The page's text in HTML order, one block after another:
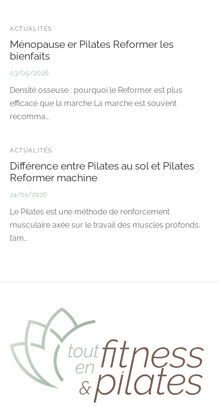
ACTUALITÉS
Ménopause er Pilates Reformer les
bienfaits
03/05/2026
Densité osseuse : pourquoi le Reformer est plus
efficace que la marche La marche est souvent
recomma…
ACTUALITÉS
Différence entre Pilates au sol et Pilates
Reformer machine
24/01/2026
Le Pilates est une méthode de renforcement
musculaire axée sur le travail des muscles profonds,
l’am…